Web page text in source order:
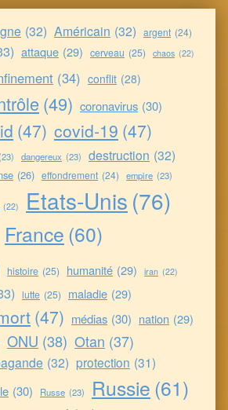
(32) Américain (32) argent (24)
attaque (29) cerveau (25) chaos (22)
(34) conflit (28)
(49) coronavirus (30)
(47) covid-19 (47)
dangereux (23) destruction (32)
(26) effondrement (24) empire (23)
(22) Etats-Unis (76)
France (60)
histoire (25) humanité (29) iran (22)
lutte (25) maladie (29)
(47) médias (30) nation (29)
ONU (38) Otan (37)
(32) protection (31)
(30) Russe (23) Russie (61)